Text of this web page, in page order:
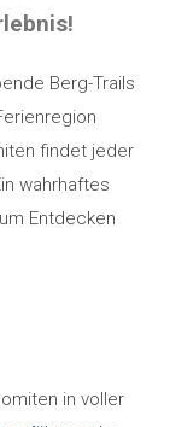
Berg-Trails
findet jeder
wahrhaftes
Entdecken
in voller